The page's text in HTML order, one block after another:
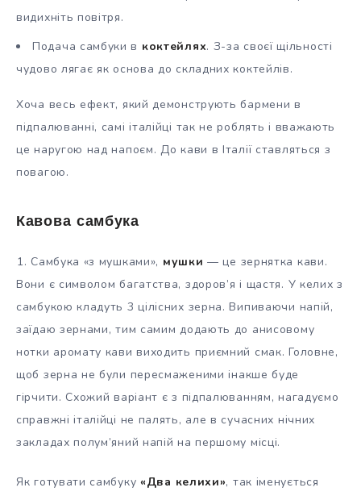
видихніть повітря.
Подача самбуки в коктейлях. З-за своєї щільності
чудово лягає як основа до складних коктейлів.
Хоча весь ефект, який демонструють бармени в
підпалюванні, самі італійці так не роблять і вважають
це наругою над напоєм. До кави в Італії ставляться з
повагою.
Кавова самбука
1. Самбука «з мушками», мушки — це зернятка кави.
Вони є символом багатства, здоров’я і щастя. У келих з
самбукою кладуть 3 цілісних зерна. Випиваючи напій,
заїдаю зернами, тим самим додають до анисовому
нотки аромату кави виходить приємний смак. Головне,
щоб зерна не були пересмаженими інакше буде
гірчити. Схожий варіант є з підпалюванням, нагадуємо
справжні італійці не палять, але в сучасних нічних
закладах полум’яний напій на першому місці.
Як готувати самбуку «Два келихи», так іменується